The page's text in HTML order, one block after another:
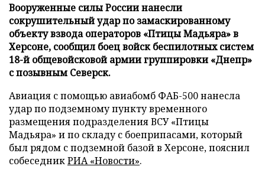
Вооруженные силы России нанесли
сокрушительный удар по замаскированному
объекту взвода операторов «Птицы Мадьяра» в
Херсоне, сообщил боец войск беспилотных систем
18-й общевойсковой армии группировки «Днепр»
с позывным Северск.
Авиация с помощью авиабомб ФАБ-500 нанесла
удар по подземному пункту временного
размещения подразделения ВСУ «Птицы
Мадьяра» и по складу с боеприпасами, который
был рядом с подземной базой в Херсоне, пояснил
собеседникРИА «Новости».